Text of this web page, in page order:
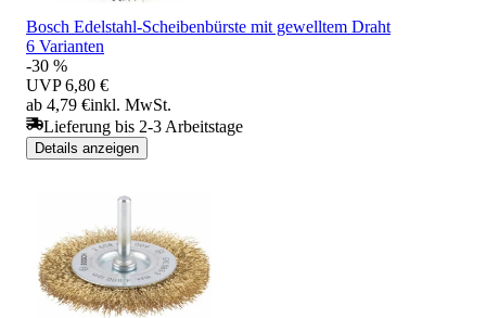
Bosch Edelstahl-Scheibenbürste mit gewelltem Draht
6 Varianten
-30 %
UVP 6,80 €
ab 4,79 €inkl. MwSt.
Lieferung bis 2-3 Arbeitstage
Details anzeigen